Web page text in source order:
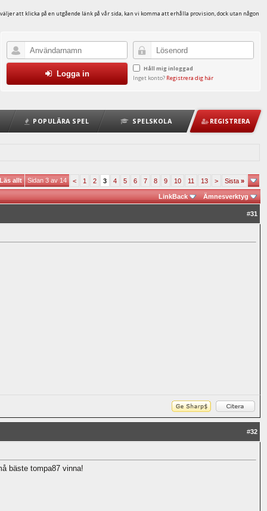
att klicka på en utgående länk på vår sida, kan vi komma att erhålla provision, dock utan någon
Håll mig inloggad
Inget konto? Registrera dig här
Logga in
POPULÄRA SPEL SPELSKOLA REGISTRERA
Läs allt Sidan 3 av 14 < 1 2 3 4 5 6 7 8 9 10 11 13 > Sista»
LinkBack Ämnesverktyg
#31
#32
bäste tompa87 vinna!